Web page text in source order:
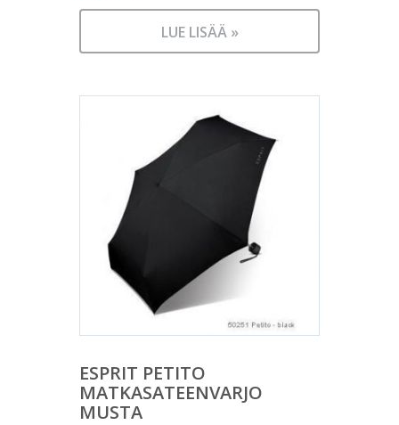
LUE LISÄÄ »
ESPRIT PETITO
MATKASATEENVARJO
MUSTA